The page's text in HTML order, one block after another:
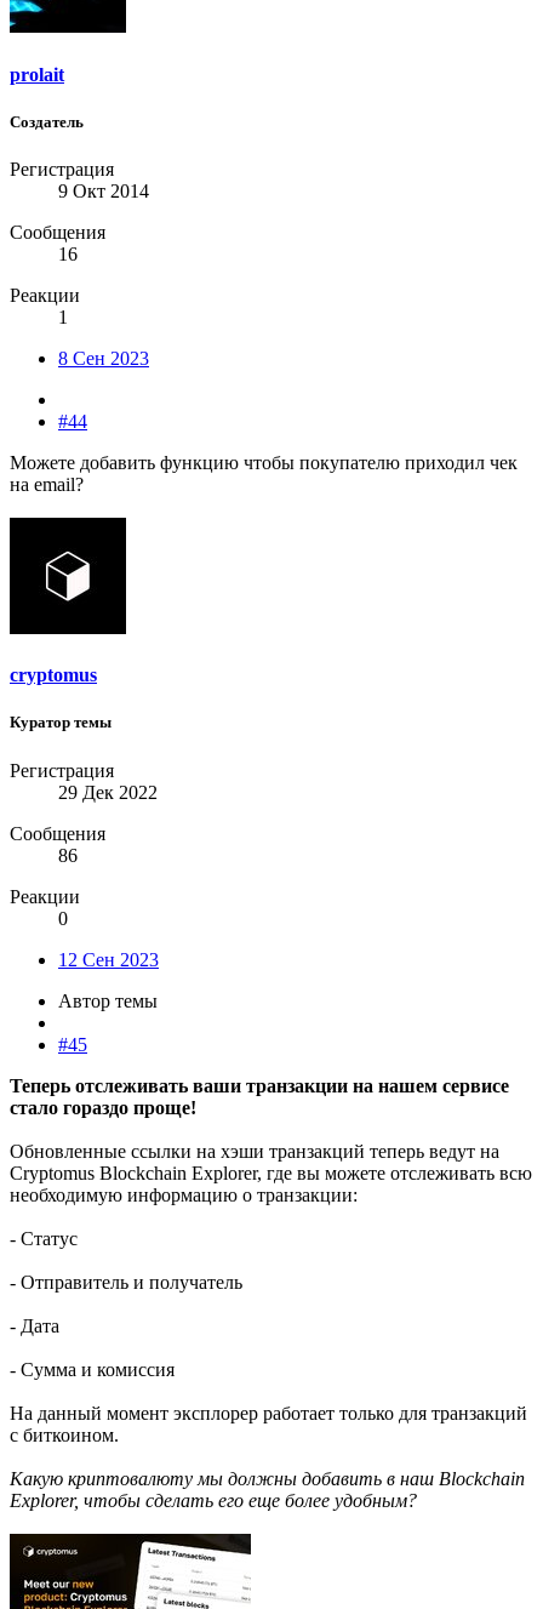
prolait
Создатель
Регистрация
9 Окт 2014
Сообщения
16
Реакции
1
8 Сен 2023
#44
Можете добавить функцию чтобы покупателю приходил чек
на email?
cryptomus
Куратор темы
Регистрация
29 Дек 2022
Сообщения
86
Реакции
0
12 Сен 2023
Автор темы
#45
Теперь отслеживать ваши транзакции на нашем сервисе
стало гораздо проще!
Обновленные ссылки на хэши транзакций теперь ведут на
Cryptomus Blockchain Explorer, где вы можете отслеживать всю
необходимую информацию о транзакции:
- Статус
- Отправитель и получатель
- Дата
- Сумма и комиссия
На данный момент эксплорер работает только для транзакций
с биткоином.
Какую криптовалюту мы должны добавить в наш Blockchain
Explorer, чтобы сделать его еще более удобным?